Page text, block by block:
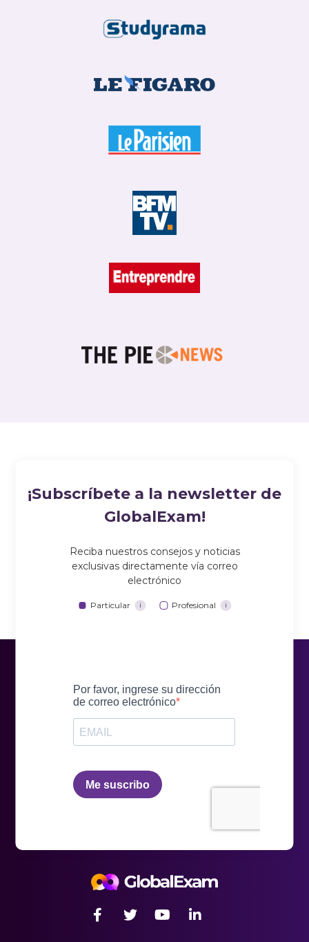
¡Subscríbete a la newsletter de
GlobalExam!
Reciba nuestros consejos y noticias
exclusivas directamente vía correo
electrónico
Particular i Profesional i